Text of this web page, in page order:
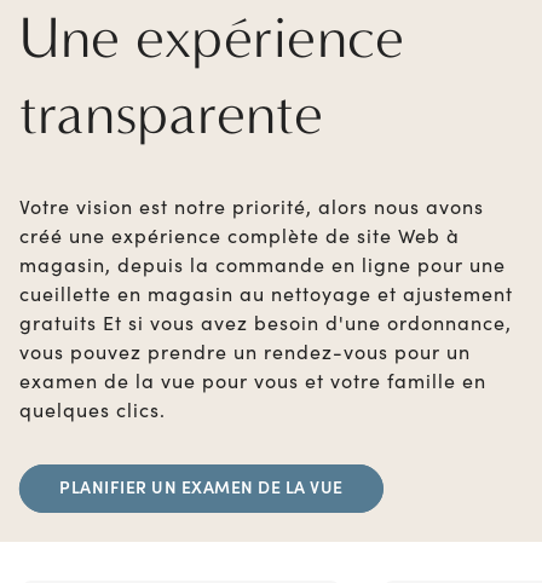
Une expérience
transparente
Votre vision est notre priorité, alors nous avons
créé une expérience complète de site Web à
magasin, depuis la commande en ligne pour une
cueillette en magasin au nettoyage et ajustement
gratuits Et si vous avez besoin d'une ordonnance,
vous pouvez prendre un rendez-vous pour un
examen de la vue pour vous et votre famille en
quelques clics.
PLANIFIER UN EXAMEN DE LA VUE